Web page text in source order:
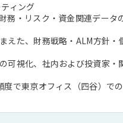
ィング
務・リスク・資金関連データ
えた、財務戦略・ALM方針・
可視化、社内および投資家・
で東京オフィス（四谷）で